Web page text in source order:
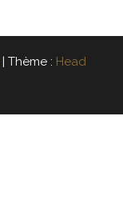
| Thème : Head